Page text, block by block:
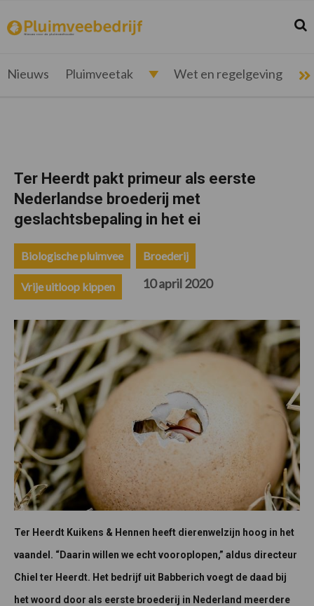
de
hoofdnavigatie
de
hoofd
de
eerste
de
voettekst
pluimveebedrijf.nl
Nieuws
pluimveehouder
Nieuws Pluimveetak Wet en regelgeving
Ter Heerdt pakt primeur als eerste
Nederlandse broederij met
geslachtsbepaling in het ei
Biologische pluimvee Broederij
Vrije uitloop kippen 10 april 2020
Ter Heerdt Kuikens & Hennen heeft dierenwelzijn hoog in het
vaandel. “Daarin willen we echt vooroplopen,” aldus directeur
Chiel ter Heerdt. Het bedrijf uit Babberich voegt de daad bij
het woord door als eerste broederij in Nederland meerdere